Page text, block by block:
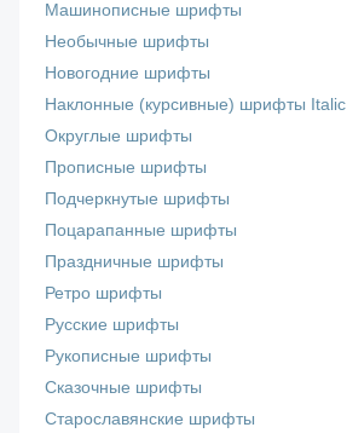
Машинописные шрифты
Необычные шрифты
Новогодние шрифты
Наклонные (курсивные) шрифты Italic
Округлые шрифты
Прописные шрифты
Подчеркнутые шрифты
Поцарапанные шрифты
Праздничные шрифты
Ретро шрифты
Русские шрифты
Рукописные шрифты
Сказочные шрифты
Старославянские шрифты